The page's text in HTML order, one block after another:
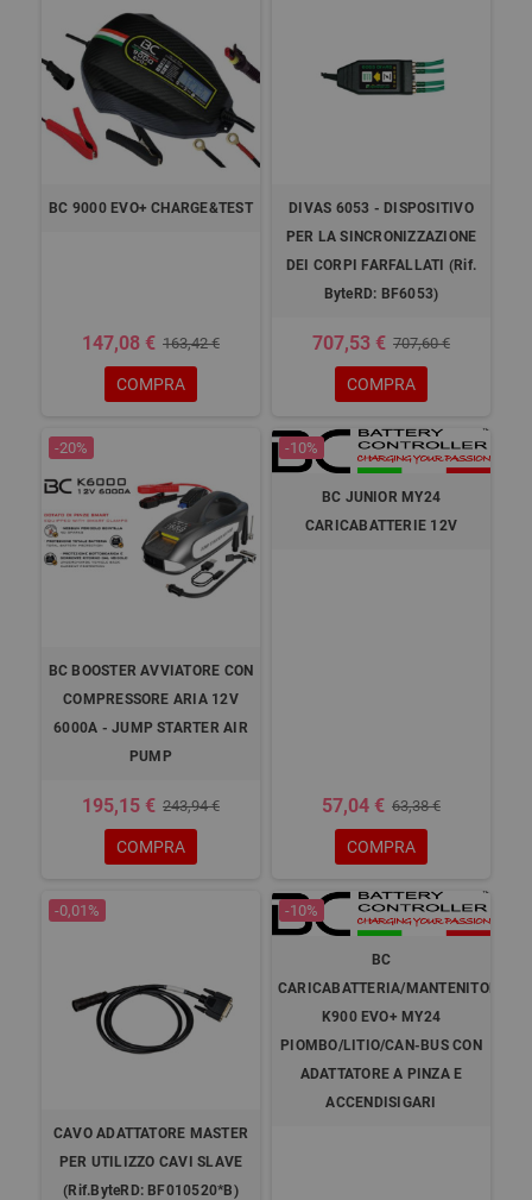
BC 9000 EVO+ CHARGE&TEST
147,08 € 163,42 €
COMPRA
DIVAS 6053 - DISPOSITIVO
PER LA SINCRONIZZAZIONE
DEI CORPI FARFALLATI (Rif.
ByteRD: BF6053)
707,53 € 707,60 €
COMPRA
-20%
BC BOOSTER AVVIATORE CON
COMPRESSORE ARIA 12V
6000A - JUMP STARTER AIR
PUMP
195,15 € 243,94 €
COMPRA
-10%
BC JUNIOR MY24
CARICABATTERIE 12V
57,04 € 63,38 €
COMPRA
-0,01%
CAVO ADATTATORE MASTER
PER UTILIZZO CAVI SLAVE
(Rif.ByteRD: BF010520*B)
-10%
BC
CARICABATTERIA/MANTENITORE
K900 EVO+ MY24
PIOMBO/LITIO/CAN-BUS CON
ADATTATORE A PINZA E
ACCENDISIGARI